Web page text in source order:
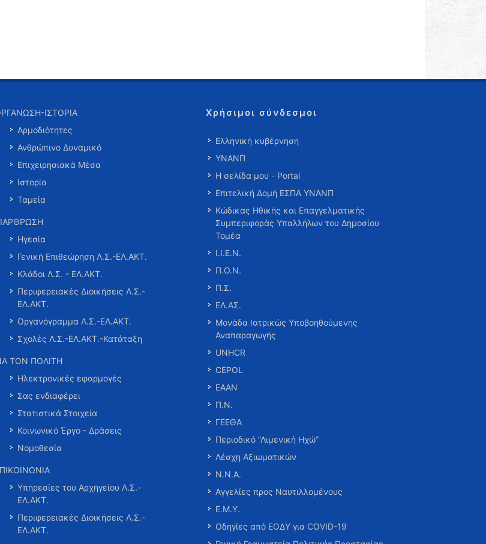
ΙΣΤΟΡΙΑ
Αρμοδιότητες
Ανθρώπινο Δυναμικό
Επιχειρησιακά Μέσα
Ιστορία
Ταμεία
Ηγεσία
Γενική Επιθεώρηση Λ.Σ.-ΕΛ.ΑΚΤ.
Κλάδοι Λ.Σ. - ΕΛ.ΑΚΤ.
Περιφερειακές Διοικήσεις Λ.Σ.-
ΕΛ.ΑΚΤ.
Οργανόγραμμα Λ.Σ.-ΕΛ.ΑΚΤ.
Σχολές Λ.Σ.-ΕΛ.ΑΚΤ.-Κατάταξη
ΤΟΝ ΠΟΛΙΤΗ
Ηλεκτρονικές εφαρμογές
Σας ενδιαφέρει
Στατιστικά Στοιχεία
Κοινωνικό Έργο - Δράσεις
Νομοθεσία
Υπηρεσίες του Αρχηγείου Λ.Σ.-
ΕΛ.ΑΚΤ.
Περιφερειακές Διοικήσεις Λ.Σ.-
ΕΛ.ΑΚΤ.
Χρήσιμοι σύνδεσμοι
Ελληνική κυβέρνηση
ΥΝΑΝΠ
Η σελίδα μου - Portal
Επιτελική Δομή ΕΣΠΑ ΥΝΑΝΠ
Κώδικας Ηθικής και Επαγγελματικής
Συμπεριφοράς Υπαλλήλων του Δημοσίου
Τομέα
Ι.Ι.Ε.Ν.
Π.Ο.Ν.
Π.Σ.
ΕΛ.ΑΣ.
Μονάδα Ιατρικώς Υποβοηθούμενης
Αναπαραγωγής
UNHCR
CEPOL
ΕΑΑΝ
Π.Ν.
ΓΕΕΘΑ
Περιοδικό “Λιμενική Ηχώ”
Λέσχη Αξιωματικών
Ν.Ν.Α.
Αγγελίες προς Ναυτιλλομένους
Ε.Μ.Υ.
Οδηγίες από ΕΟΔΥ για COVID-19